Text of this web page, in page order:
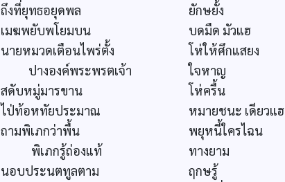
ถึงที่ยุทธอยุดพล
ยักษยั้ง
เมฆพยับพโยมบน
บดมืด มัวแฮ
นายหมวดเตือนไพร่ตั้ง
โห่ให้ศึกแสยง
ปางองค์พระพรตเจ้า
ใจหาญ
สดับหมู่มารขาน
โห่ครื้น
ไป่ท้อหทัยประมาณ
หมายชนะ เดียวแฮ
ถามพิเภกว่าพื้น
พยุหนี้ใครไฉน
พิเภกรู้ถ่องแท้
ทางยาม
นอบประนตทูลตาม
ฤกษรู้